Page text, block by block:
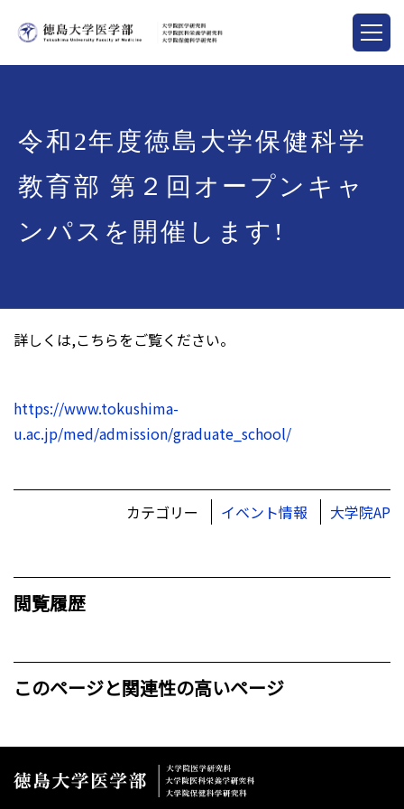
令和2年度徳島大学保健科学
教育部 第２回オープンキャ
ンパスを開催します!
詳しくは,こちらをご覧ください。
https://www.tokushima-
u.ac.jp/med/admission/graduate_school/
カテゴリー イベント情報 大学院AP
閲覧履歴
このページと関連性の高いページ